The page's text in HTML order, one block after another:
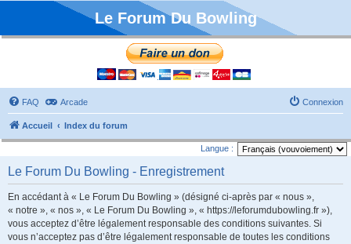
Le Forum Du Bowling
FAQ Arcade Connexion
Accueil Index du forum
Langue :
Le Forum Du Bowling - Enregistrement
En accédant à « Le Forum Du Bowling » (désigné ci-après par « nous »,
« notre », « nos », « Le Forum Du Bowling », « https://leforumdubowling.fr »),
vous acceptez d’être légalement responsable des conditions suivantes. Si
vous n’acceptez pas d’être légalement responsable de toutes les conditions